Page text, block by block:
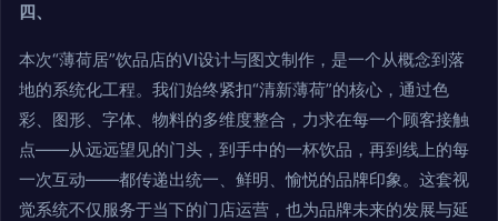
四、
本次“薄荷居”饮品店的VI设计与图文制作，是一个从概念到落
地的系统化工程。我们始终紧扣“清新薄荷”的核心，通过色
彩、图形、字体、物料的多维度整合，力求在每一个顾客接触
点——从远远望见的门头，到手中的一杯饮品，再到线上的每
一次互动——都传递出统一、鲜明、愉悦的品牌印象。这套视
觉系统不仅服务于当下的门店运营，也为品牌未来的发展与延